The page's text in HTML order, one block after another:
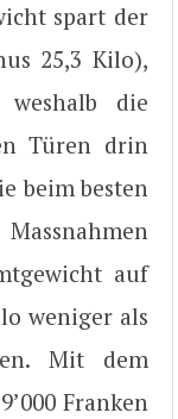
spart der
25,3 Kilo),
die
Türen drin
beim besten
auf
weniger als
Mit dem
Franken